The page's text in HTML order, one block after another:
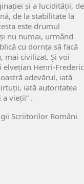
și a lucidității, de
de la stabilitate la
este drumul
nu numai, urmând
cu dornța să facă
mai civilizat. Și voi
Henri-Frederic
adevărul, iată
iată autoritatea
vieții” .
Scriitorilor Români